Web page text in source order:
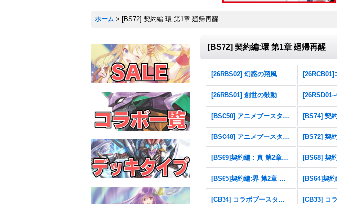
ホーム > [BS72] 契約編:環 第1章 廻帰再醒
[BS72] 契約編:環 第1章 廻帰再醒
[26RBS02] 幻惑の翔風
[26RBS01] 創世の鼓動
[BSC50] アニメブースター RESONATING STARS
[BSC48] アニメブースター バーニングレガシー
[BS69]契約編：真 第2章：原初の襲来
[BS65]契約編:界 第2章 極争
[CB34] コラボブースター 仮面ライダー 善悪の選択